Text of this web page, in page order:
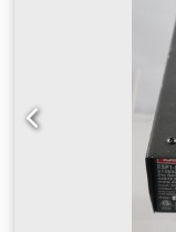
screwdrivers and
120 Nm) - ECP (7
to 4000 Nm) - MC
Number of stored
Number of
total counter (999
depending on
24-volt inputs and
Ethernet interface